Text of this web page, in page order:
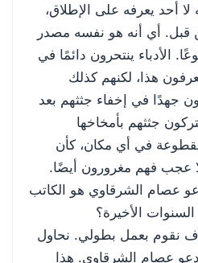
لا أحد يعرفه على الإطلاق،
قبل. أي أنه هو نفسه مصدر
الأدباء ينتحرون دائمًا في
هذا، لكنهم كذلك
جهدًا في إخفاء جثثهم بعد
جثثهم بأمخاخها
في أي مكان، كأن
عجب فهم مغرورون أيضًا.
عصام الشرقاوي هو الكاتب
الأخيرة؟
نقوم بعمل بطولي. نحاول
عصام الشرقاوي. هذا